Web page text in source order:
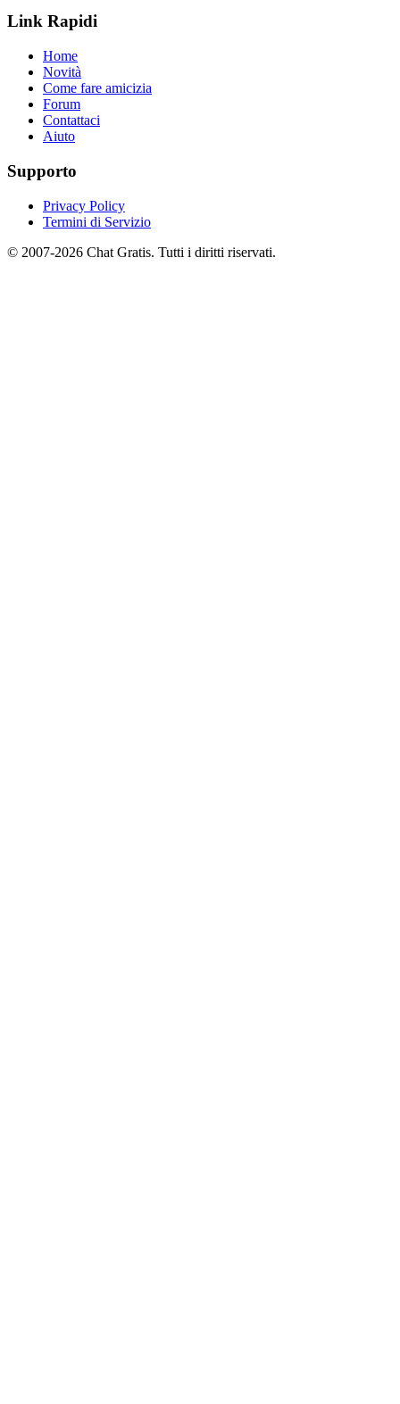
Link Rapidi
Home
Novità
Come fare amicizia
Forum
Contattaci
Aiuto
Supporto
Privacy Policy
Termini di Servizio
© 2007-2026 Chat Gratis. Tutti i diritti riservati.